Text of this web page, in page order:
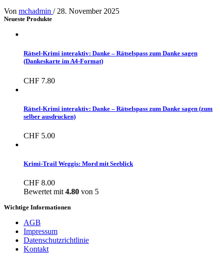
Von mchadmin / 28. November 2025
Neueste Produkte
Rätsel-Krimi interaktiv: Danke – Rätselspass zum Danke sagen
(Dankeskarte im A4-Format)
CHF 7.80
Rätsel-Krimi interaktiv: Danke – Rätselspass zum Danke sagen (zum
selber ausdrucken)
CHF 5.00
Krimi-Trail Weggis: Mord mit Seeblick
CHF 8.00
Bewertet mit 4.80 von 5
Wichtige Informationen
AGB
Impressum
Datenschutzrichtlinie
Kontakt